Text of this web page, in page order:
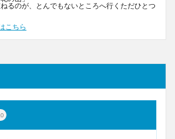
ねるのが、とんでもないところへ行くただひとつ
こちら